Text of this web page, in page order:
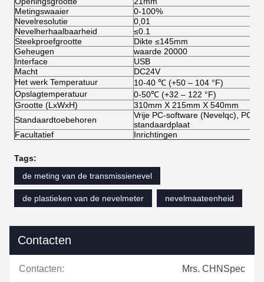
Metingswaaier
0-100%
Nevelresolutie
0,01
Nevelherhaalbaarheid
≤0.1
Steekproefgrootte
Dikte ≤145mm
Geheugen
waarde 20000
Interface
USB
Macht
DC24V
Het werk Temperatuur
10-40 ℃ (+50 – 104 °F)
Opslagtemperatuur
0-50℃ (+32 – 122 °F)
Grootte (LxWxH)
310mm X 215mm X 540mm
Standaardtoebehoren
Vrije PC-software (Nevelqc), PCs
standaardplaat
Facultatief
Inrichtingen
Tags:
de meting van de transmissienevel
de plastieken van de nevelmeter nevelmaateenheid
Contacten
Contacten: Mrs. CHNSpec